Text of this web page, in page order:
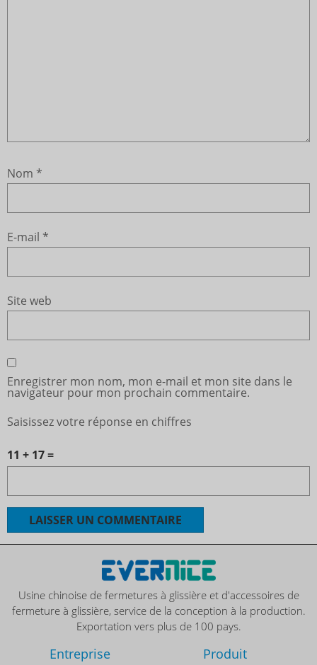
Nom *
E-mail *
Site web
Enregistrer mon nom, mon e-mail et mon site dans le
navigateur pour mon prochain commentaire.
Saisissez votre réponse en chiffres
11 + 17 =
Usine chinoise de fermetures à glissière et d'accessoires de
fermeture à glissière, service de la conception à la production.
Exportation vers plus de 100 pays.
Entreprise Produit